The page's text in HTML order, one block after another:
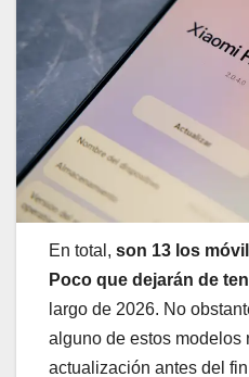
En total, son 13 los
Poco que dejarán de
largo de 2026. No
alguno de estos modelos
actualización antes del